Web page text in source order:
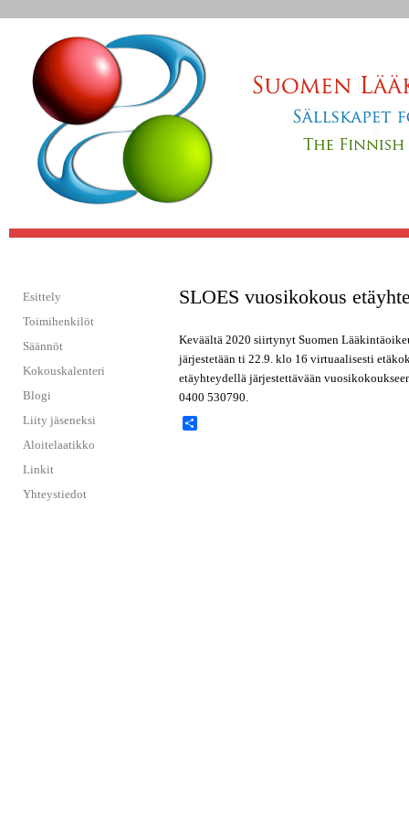
Jump to navigation
SLOES vuosikokous
Keväältä 2020 siirtynyt Suomen
järjestetään ti 22.9. klo 16 virtuaalisesti
etäyhteydellä järjestettävään
0400 530790.
Esittely
Toimihenkilöt
Säännöt
Kokouskalenteri
Blogi
Liity jäseneksi
Aloitelaatikko
Linkit
Yhteystiedot